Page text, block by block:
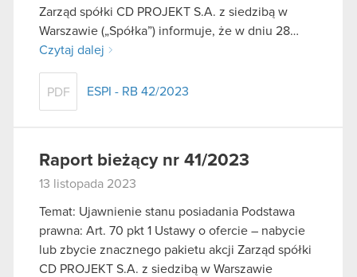
Zarząd spółki CD PROJEKT S.A. z siedzibą w
Warszawie („Spółka”) informuje, że w dniu 28…
Czytaj dalej
PDF ESPI - RB 42/2023
Raport bieżący nr 41/2023
13 listopada 2023
Temat: Ujawnienie stanu posiadania Podstawa
prawna: Art. 70 pkt 1 Ustawy o ofercie – nabycie
lub zbycie znacznego pakietu akcji Zarząd spółki
CD PROJEKT S.A. z siedzibą w Warszawie